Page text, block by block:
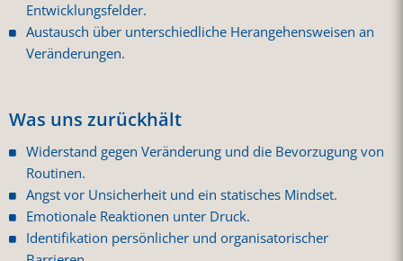
Entwicklungsfelder.
Austausch über unterschiedliche Herangehensweisen an
Veränderungen.
Was uns zurückhält
Widerstand gegen Veränderung und die Bevorzugung von
Routinen.
Angst vor Unsicherheit und ein statisches Mindset.
Emotionale Reaktionen unter Druck.
Identifikation persönlicher und organisatorischer